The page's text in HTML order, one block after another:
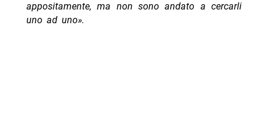
appositamente, ma non sono andato a cercarli
uno ad uno».